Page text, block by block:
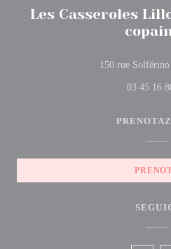
Les Casseroles
150 rue
03 45 16